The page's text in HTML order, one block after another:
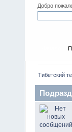
Добро
Тибетский